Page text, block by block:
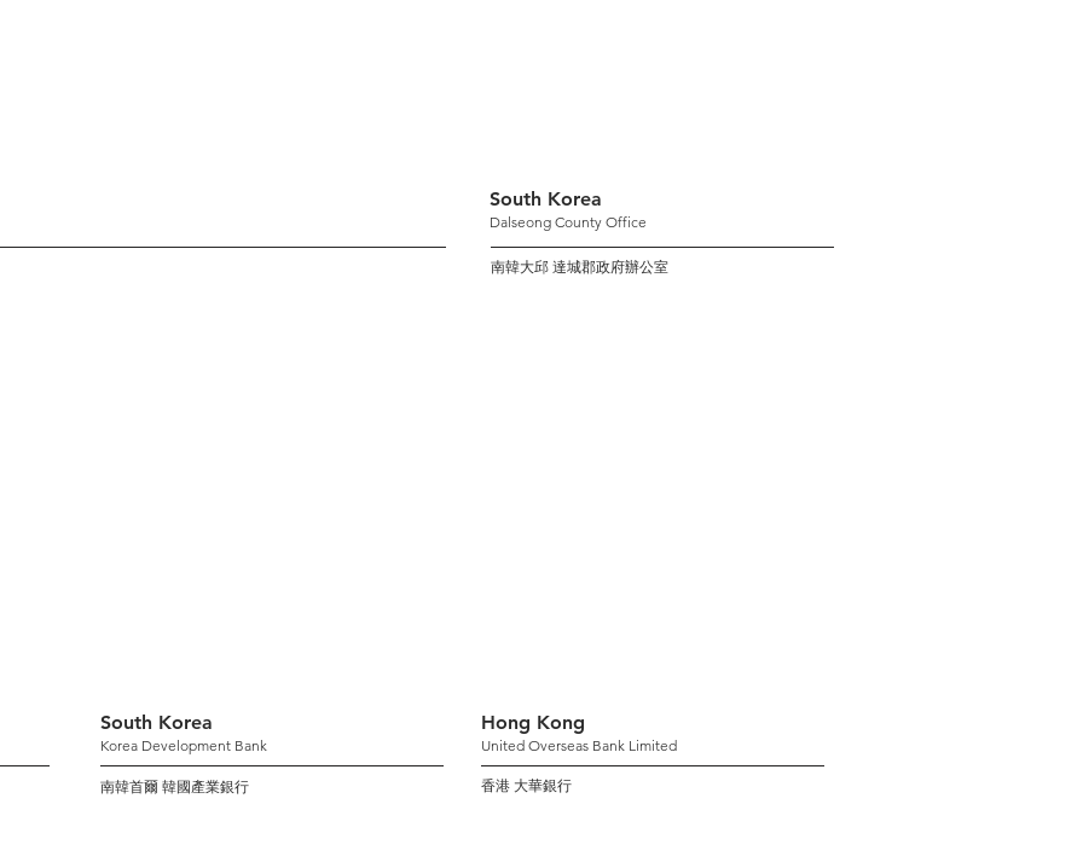
South Korea
Dalseong County Office
南韓大邱 達城郡政府辦公室
South Korea
Korea Development Bank
Hong Kong
United Overseas Bank Limited
南韓首爾 韓國產業銀行 香港 大華銀行